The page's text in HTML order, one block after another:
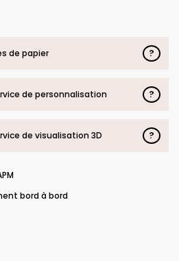
de papier ?
de personnalisation ?
de visualisation 3D ?
bord à bord